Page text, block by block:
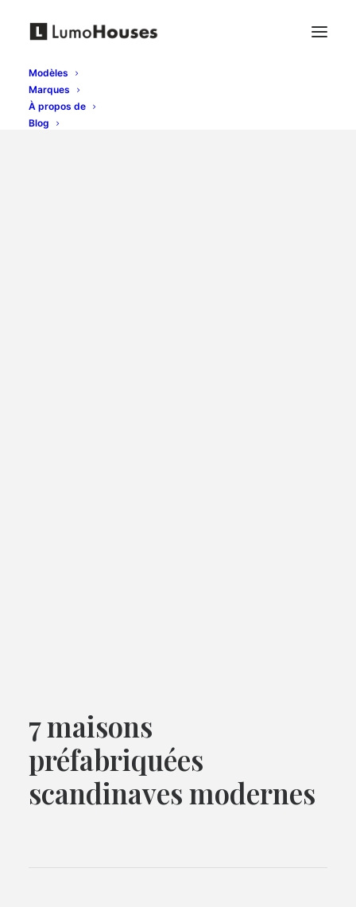
Modèles
Marques
À propos de
Blog
7 maisons
préfabriquées
scandinaves modernes